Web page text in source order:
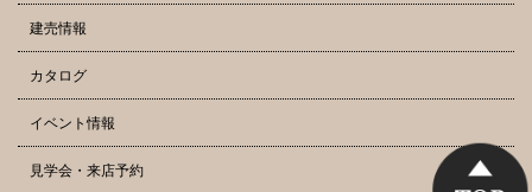
建売情報
カタログ
イベント情報
見学会・来店予約